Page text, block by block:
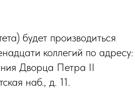
будет производиться
коллегий по адресу:
Дворца Петра II
наб., д. 11.